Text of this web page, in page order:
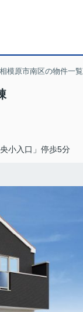
相模原市南区の物件一覧
小入口」停歩5分